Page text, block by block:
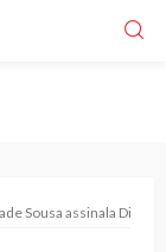
Sousa assinala Dia da